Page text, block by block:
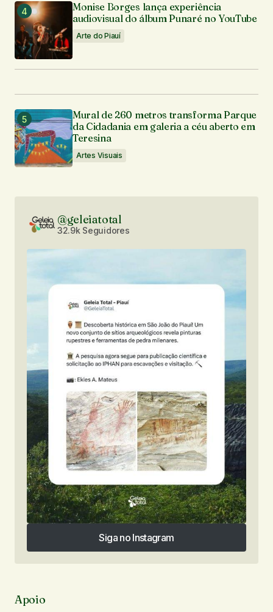
Monise Borges lança experiência
audiovisual do álbum Punaré no YouTube
Arte do Piauí
Mural de 260 metros transforma Parque
da Cidadania em galeria a céu aberto em
Teresina
Artes Visuais
@geleiatotal
32.9k Seguidores
Siga no Instagram
Siga no Instagram
Apoio